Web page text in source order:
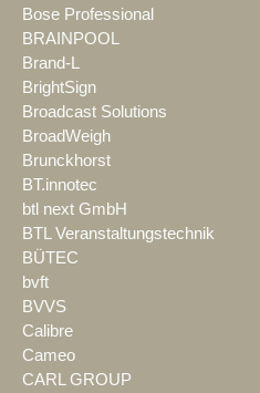
Bose Professional
BRAINPOOL
Brand-L
BrightSign
Broadcast Solutions
BroadWeigh
Brunckhorst
BT.innotec
btl next GmbH
BTL Veranstaltungstechnik
BÜTEC
bvft
BVVS
Calibre
Cameo
CARL GROUP